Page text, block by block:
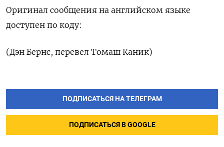
Оригинал сообщения на английском языке
доступен по коду:
(Дэн Бернс, перевел Томаш Каник)
ПОДПИСАТЬСЯ НА ТЕЛЕГРАМ
ПОДПИСАТЬСЯ В GOOGLE